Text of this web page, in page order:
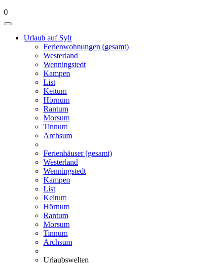
0
Urlaub auf Sylt
Ferienwohnungen (gesamt)
Westerland
Wenningstedt
Kampen
List
Keitum
Hörnum
Rantum
Morsum
Tinnum
Archsum
Ferienhäuser (gesamt)
Westerland
Wenningstedt
Kampen
List
Keitum
Hörnum
Rantum
Morsum
Tinnum
Archsum
Urlaubswelten